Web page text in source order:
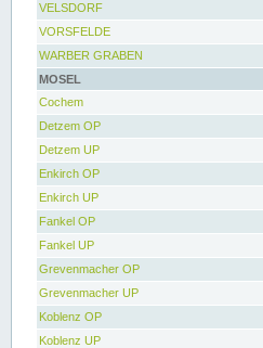
VELSDORF
VORSFELDE
WARBER GRABEN
MOSEL
Cochem
Detzem OP
Detzem UP
Enkirch OP
Enkirch UP
Fankel OP
Fankel UP
Grevenmacher OP
Grevenmacher UP
Koblenz OP
Koblenz UP